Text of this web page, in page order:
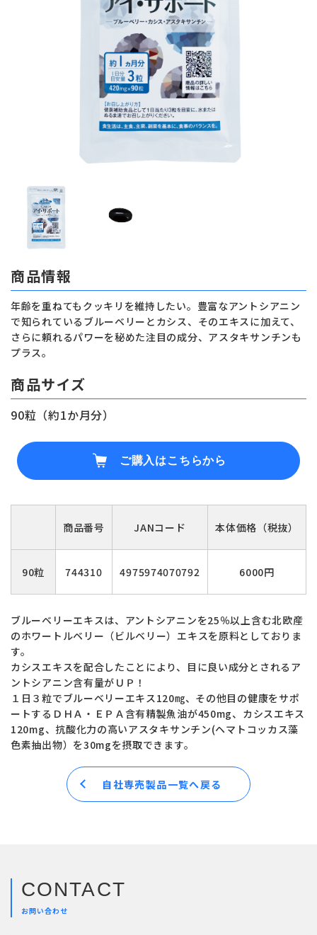
商品情報
年齢を重ねてもクッキリを維持したい。豊富なアントシアニン
で知られているブルーベリーとカシス、そのエキスに加えて、
さらに頼れるパワーを秘めた注目の成分、アスタキサンチンも
プラス。
商品サイズ
90粒（約1か月分）
ご購入はこちらから
商品番号 JANコード 本体価格（税抜）
90粒 744310 4975974070792 6000円
ブルーベリーエキスは、アントシアニンを25％以上含む北欧産
のホワートルベリー（ビルベリー）エキスを原料としておりま
す。
カシスエキスを配合したことにより、目に良い成分とされるア
ントシアニン含有量がＵＰ！
１日３粒でブルーベリーエキス120㎎、その他目の健康をサポ
ートするＤＨＡ・ＥＰＡ含有精製魚油が450mg、カシスエキス
120mg、抗酸化力の高いアスタキサンチン(ヘマトコッカス藻
色素抽出物）を30mgを摂取できます。
自社専売製品一覧へ戻る
CONTACT
お問い合わせ